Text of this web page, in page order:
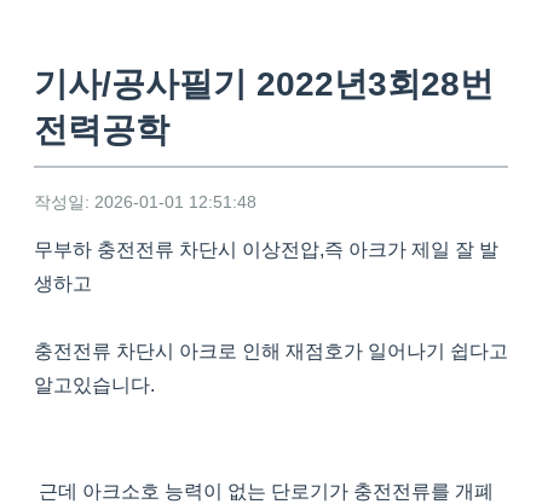
기사/공사필기 2022년3회28번
전력공학
작성일: 2026-01-01 12:51:48
무부하 충전전류 차단시 이상전압,즉 아크가 제일 잘 발
생하고
충전전류 차단시 아크로 인해 재점호가 일어나기 쉽다고
알고있습니다.
근데 아크소호 능력이 없는 단로기가 충전전류를 개폐